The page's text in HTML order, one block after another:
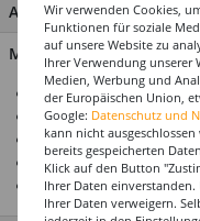
ARTIKEL MERKMALE &
Material: 100 %
Ideal für Karneval &
Für die perfekte
Mega-Auswahl zu
Hochwertiges Design
Top-Preis-
Wir verwenden Cookies,
Funktionen für soziale
auf unsere Website zu
Ihrer Verwendung unserer
Medien, Werbung und
der Europäischen Union,
Google: Datenschutz und
kann nicht
bereits gespeicherten
Klick auf den Button
Ihrer Daten
Ihrer Daten verweigern.